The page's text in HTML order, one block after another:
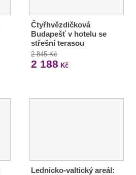
Čtyřhvězdičková
Budapešť v hotelu se
střešní terasou
2 845 Kč
2 188 Kč
Lednicko-valtický areál: